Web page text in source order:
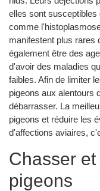
elles sont
comme
manifestent plus rares
également être des
d'avoir des maladies
faibles. Afin de limiter
pigeons aux alentours
débarrasser. La
pigeons et réduire les
d'affections aviaires,
Chasser
pigeons